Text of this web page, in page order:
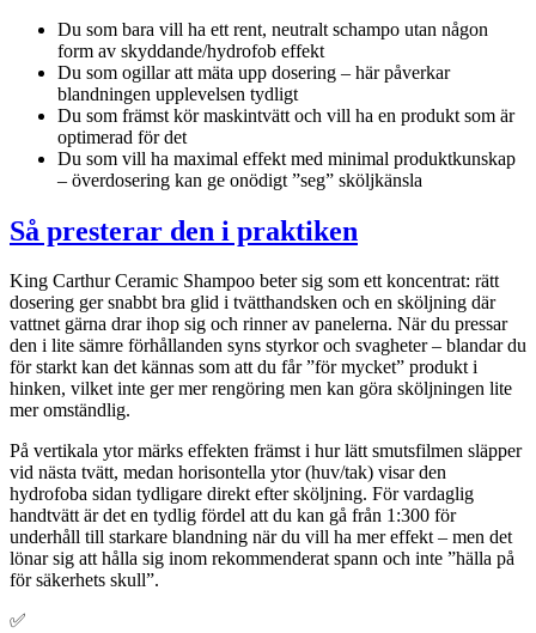
Du som bara vill ha ett rent, neutralt schampo utan någon
form av skyddande/hydrofob effekt
Du som ogillar att mäta upp dosering – här påverkar
blandningen upplevelsen tydligt
Du som främst kör maskintvätt och vill ha en produkt som är
optimerad för det
Du som vill ha maximal effekt med minimal produktkunskap
– överdosering kan ge onödigt ”seg” sköljkänsla
Så presterar den i praktiken
King Carthur Ceramic Shampoo beter sig som ett koncentrat: rätt
dosering ger snabbt bra glid i tvätthandsken och en sköljning där
vattnet gärna drar ihop sig och rinner av panelerna. När du pressar
den i lite sämre förhållanden syns styrkor och svagheter – blandar du
för starkt kan det kännas som att du får ”för mycket” produkt i
hinken, vilket inte ger mer rengöring men kan göra sköljningen lite
mer omständlig.
På vertikala ytor märks effekten främst i hur lätt smutsfilmen släpper
vid nästa tvätt, medan horisontella ytor (huv/tak) visar den
hydrofoba sidan tydligare direkt efter sköljning. För vardaglig
handtvätt är det en tydlig fördel att du kan gå från 1:300 för
underhåll till starkare blandning när du vill ha mer effekt – men det
lönar sig att hålla sig inom rekommenderat spann och inte ”hälla på
för säkerhets skull”.
✅